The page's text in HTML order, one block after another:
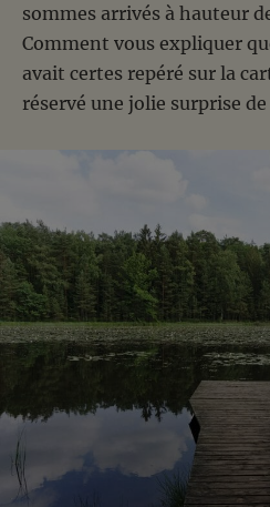
sommes arrivés à hauteur
Comment vous expliquer
avait certes repéré sur la
réservé une jolie surprise